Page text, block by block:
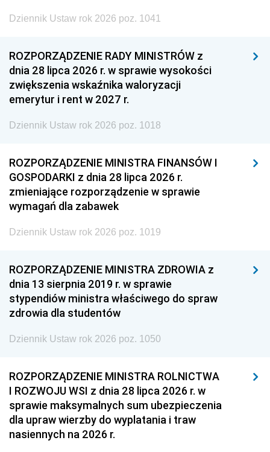
Dziennik Ustaw rok 2026 poz. 1041
ROZPORZĄDZENIE RADY MINISTRÓW z
dnia 28 lipca 2026 r. w sprawie wysokości
zwiększenia wskaźnika waloryzacji
emerytur i rent w 2027 r.
Dziennik Ustaw rok 2026 poz. 1018
ROZPORZĄDZENIE MINISTRA FINANSÓW I
GOSPODARKI z dnia 28 lipca 2026 r.
zmieniające rozporządzenie w sprawie
wymagań dla zabawek
Dziennik Ustaw rok 2026 poz. 1019
ROZPORZĄDZENIE MINISTRA ZDROWIA z
dnia 13 sierpnia 2019 r. w sprawie
stypendiów ministra właściwego do spraw
zdrowia dla studentów
Dziennik Ustaw rok 2026 poz. 1050
ROZPORZĄDZENIE MINISTRA ROLNICTWA
I ROZWOJU WSI z dnia 28 lipca 2026 r. w
sprawie maksymalnych sum ubezpieczenia
dla upraw wierzby do wyplatania i traw
nasiennych na 2026 r.